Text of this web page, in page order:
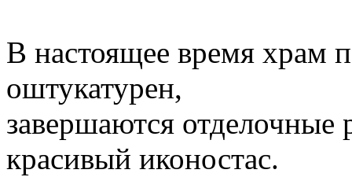
В настоящее время храм
оштукатурен,
завершаются отделочные
красивый иконостас.